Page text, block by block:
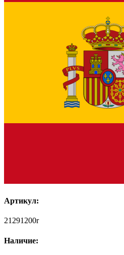
Артикул:
21291200r
Наличие: